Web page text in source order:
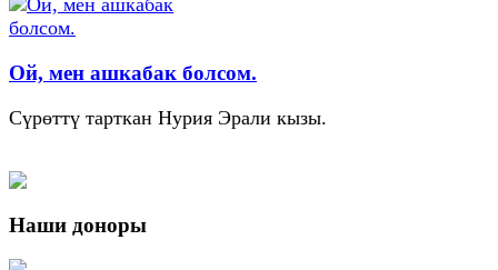
Ой, мен ашкабак болсом.
Сүрөттү тарткан Нурия Эрали кызы.
Наши доноры